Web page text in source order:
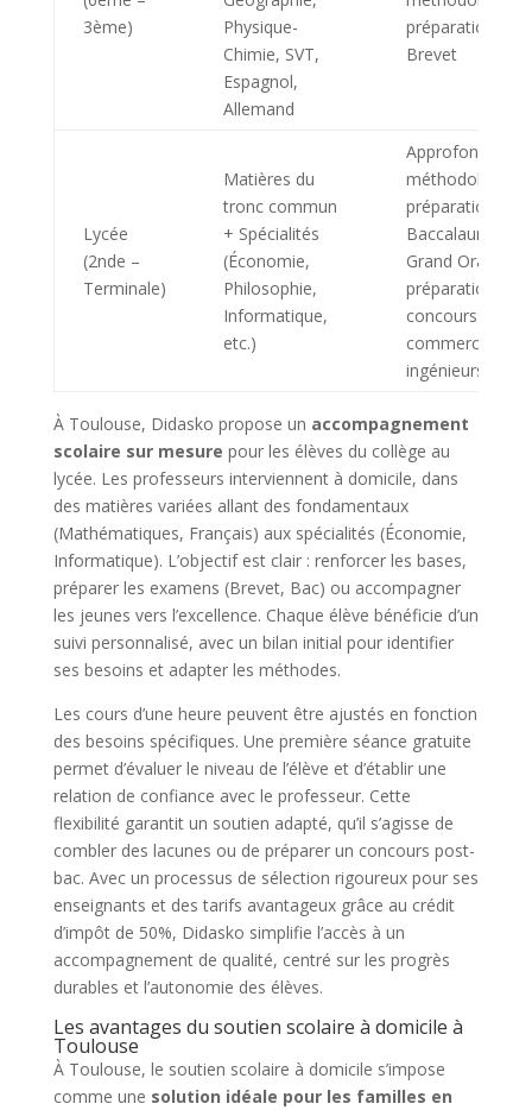
3ème)
Physique-
Chimie, SVT,
Espagnol,
Allemand
préparation au
Brevet
Lycée
(2nde –
Terminale)
Matières du
tronc commun
+ Spécialités
(Économie,
Philosophie,
Informatique,
etc.)
méthodologie,
préparation au
Baccalauréat et
Grand Oral,
préparation aux
concours
commerce,
ingénieurs)
À Toulouse, Didasko propose un accompagnement
scolaire sur mesure pour les élèves du collège au
lycée. Les professeurs interviennent à domicile, dans
des matières variées allant des fondamentaux
(Mathématiques, Français) aux spécialités (Économie,
Informatique). L’objectif est clair : renforcer les bases,
préparer les examens (Brevet, Bac) ou accompagner
les jeunes vers l’excellence. Chaque élève bénéficie d’un
suivi personnalisé, avec un bilan initial pour identifier
ses besoins et adapter les méthodes.
Les cours d’une heure peuvent être ajustés en fonction
des besoins spécifiques. Une première séance gratuite
permet d’évaluer le niveau de l’élève et d’établir une
relation de confiance avec le professeur. Cette
flexibilité garantit un soutien adapté, qu’il s’agisse de
combler des lacunes ou de préparer un concours post-
bac. Avec un processus de sélection rigoureux pour ses
enseignants et des tarifs avantageux grâce au crédit
d’impôt de 50%, Didasko simplifie l’accès à un
accompagnement de qualité, centré sur les progrès
durables et l’autonomie des élèves.
Les avantages du soutien scolaire à domicile à
Toulouse
À Toulouse, le soutien scolaire à domicile s’impose
comme une solution idéale pour les familles en